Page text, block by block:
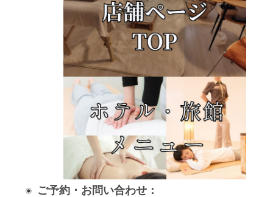
ご予約・お問い合わせ：